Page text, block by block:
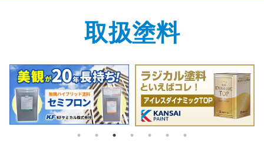
取扱塗料